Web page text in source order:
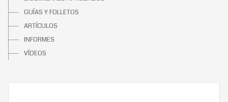
GUÍAS Y FOLLETOS
ARTÍCULOS
INFORMES
VÍDEOS